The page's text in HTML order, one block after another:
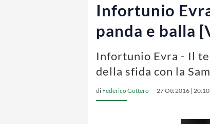
Infortunio
panda e balla
Infortunio Evra - Il
della sfida con la
di Federico Gottero 27 Ott 2016 | 20:10